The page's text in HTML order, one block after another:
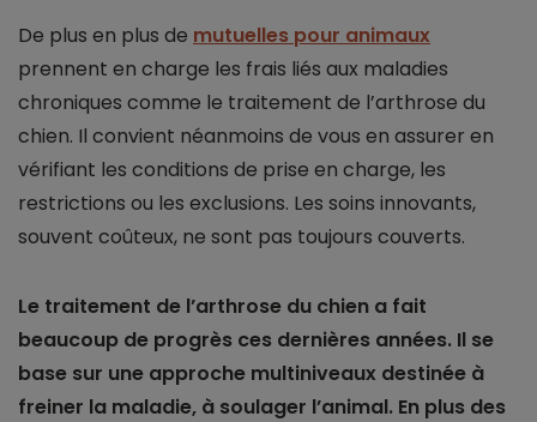
De plus en plus de mutuelles pour animaux
prennent en charge les frais liés aux maladies
chroniques comme le traitement de l’arthrose du
chien. Il convient néanmoins de vous en assurer en
vérifiant les conditions de prise en charge, les
restrictions ou les exclusions. Les soins innovants,
souvent coûteux, ne sont pas toujours couverts.
Le traitement de l’arthrose du chien a fait
beaucoup de progrès ces dernières années. Il se
base sur une approche multiniveaux destinée à
freiner la maladie, à soulager l’animal. En plus des